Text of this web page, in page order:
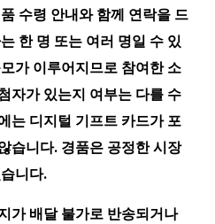
수령 안내와 함께 연락을 드
한 명 또는 여러 명일 수 있
가 이루어지므로 참여한 소
자가 있는지 여부는 다를 수
는 디지털 기프트 카드가 포
습니다. 경품은 공정한 시장
니다.
가 배달 불가로 반송되거나